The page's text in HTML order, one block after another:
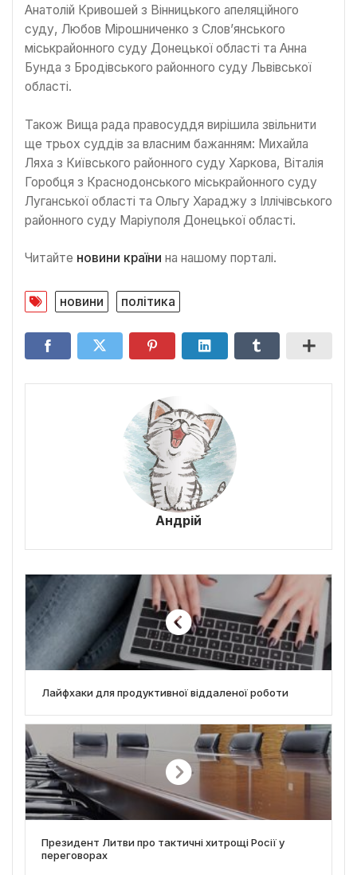
Анатолій Кривошей з Вінницького апеляційного
суду, Любов Мірошниченко з Слов’янського
міськрайонного суду Донецької області та Анна
Бунда з Бродівського районного суду Львівської
області.
Також Вища рада правосуддя вирішила звільнити
ще трьох суддів за власним бажанням: Михайла
Ляха з Київського районного суду Харкова, Віталія
Горобця з Краснодонського міськрайонного суду
Луганської області та Ольгу Хараджу з Іллічівського
районного суду Маріуполя Донецької області.
Читайте новини країни на нашому порталі.
новини політика
Андрій
Лайфхаки для продуктивної віддаленої роботи
Президент Литви про тактичні хитрощі Росії у
переговорах